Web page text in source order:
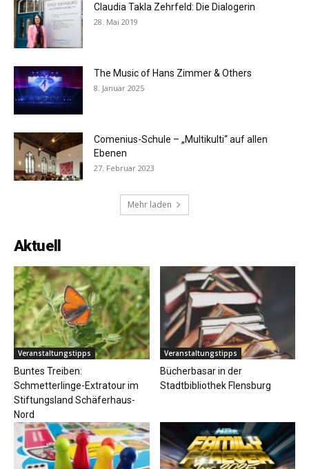
Claudia Takla Zehrfeld: Die Dialogerin
28. Mai 2019
The Music of Hans Zimmer & Others
8. Januar 2025
Comenius-Schule – „Multikulti“ auf allen
Ebenen
27. Februar 2023
Mehr laden
Aktuell
Veranstaltungstipps
Buntes Treiben:
Schmetterlinge-Extratour im
Stiftungsland Schäferhaus-
Nord
Veranstaltungstipps
Bücherbasar in der
Stadtbibliothek Flensburg